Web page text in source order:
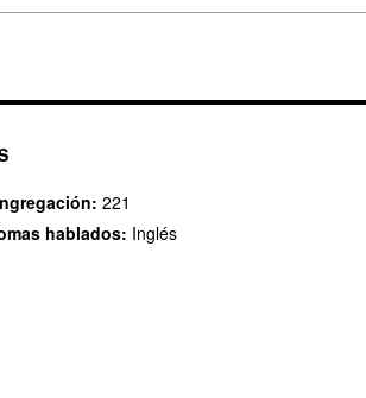
221
hablados: Inglés